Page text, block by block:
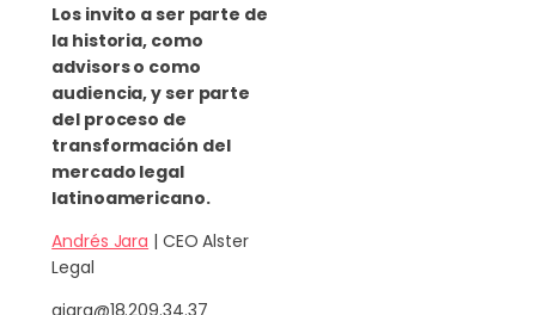
Los invito a ser parte de
la historia, como
advisors o como
audiencia, y ser parte
del proceso de
transformación del
mercado legal
latinoamericano.
Andrés Jara | CEO Alster
Legal
ajara@18.209.34.37